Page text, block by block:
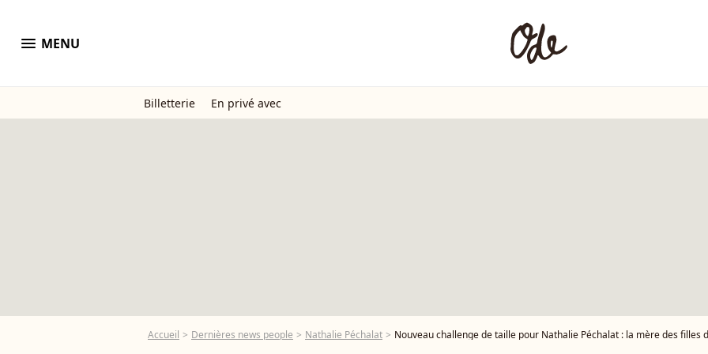
menu MENU
Billetterie En privé avec
Accueil Dernières news people Nathalie Péchalat Nouveau challenge de taille pour Nathalie Péchalat : la mère des filles